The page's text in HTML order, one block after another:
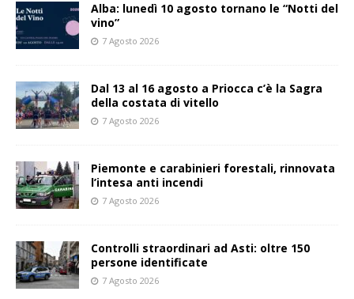
Alba: lunedì 10 agosto tornano le “Notti del
vino”
7 Agosto 2026
Dal 13 al 16 agosto a Priocca c’è la Sagra
della costata di vitello
7 Agosto 2026
Piemonte e carabinieri forestali, rinnovata
l’intesa anti incendi
7 Agosto 2026
Controlli straordinari ad Asti: oltre 150
persone identificate
7 Agosto 2026